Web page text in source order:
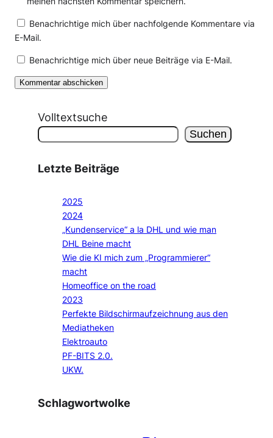
Benachrichtige mich über nachfolgende Kommentare via
E-Mail.
Benachrichtige mich über neue Beiträge via E-Mail.
Volltextsuche
Suchen
Letzte Beiträge
2025
2024
„Kundenservice“ a la DHL und wie man
DHL Beine macht
Wie die KI mich zum „Programmierer“
macht
Homeoffice on the road
2023
Perfekte Bildschirmaufzeichnung aus den
Mediatheken
Elektroauto
PF-BITS 2.0.
UKW.
Schlagwortwolke